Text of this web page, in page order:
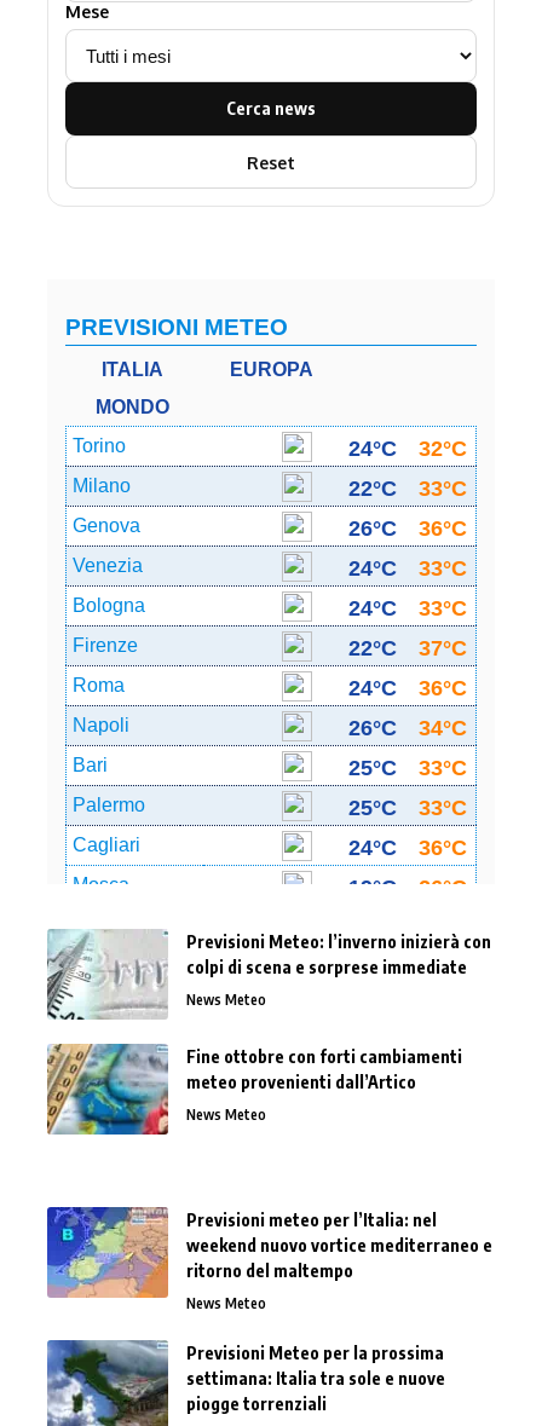
Mese
Cerca news
Reset
Previsioni Meteo: l’inverno inizierà con
colpi di scena e sorprese immediate
News Meteo
Fine ottobre con forti cambiamenti
meteo provenienti dall’Artico
News Meteo
Previsioni meteo per l’Italia: nel
weekend nuovo vortice mediterraneo e
ritorno del maltempo
News Meteo
Previsioni Meteo per la prossima
settimana: Italia tra sole e nuove
piogge torrenziali